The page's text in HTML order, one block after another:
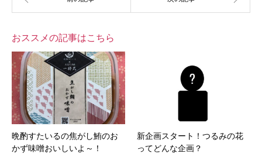
おススメの記事はこちら
晩酌すたいるの焦がし鮪のお
かず味噌おいしいよ～！
新企画スタート！つるみの花
ってどんな企画？